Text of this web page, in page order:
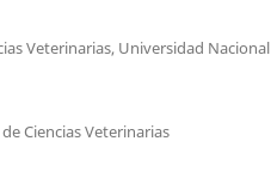
Veterinarias, Universidad Nacional
Ciencias Veterinarias